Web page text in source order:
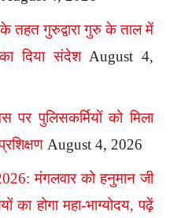
तहत गुरुद्वारा गुरु के ताल में
का दिया संदेश August 4,
पर पुलिसकर्मियों को मिला
August 4, 2026
मंगलवार को हनुमान जी
का होगा महा-भाग्योदय, पढ़ें